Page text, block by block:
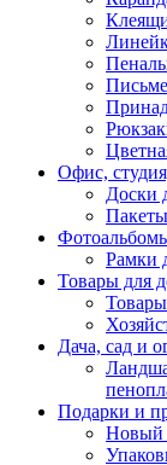
Офис,
Доски
Рамки
Товары для
Дача, сад и
Подарки и
Новый